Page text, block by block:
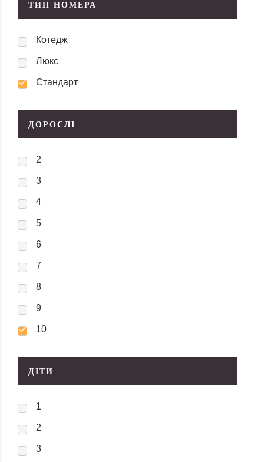
ТИП НОМЕРА
Котедж
Люкс
Стандарт
ДОРОСЛІ
2
3
4
5
6
7
8
9
10
ДІТИ
1
2
3